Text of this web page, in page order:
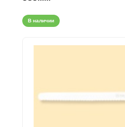
В наличии